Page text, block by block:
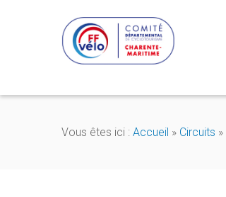
Vous êtes ici : Accueil » Circuits »